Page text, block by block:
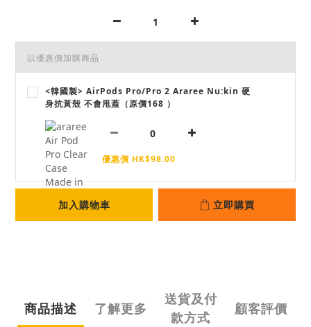
以優惠價加購商品
<韓國製> AirPods Pro/Pro 2 Araree Nu:kin 硬
身抗黃殼 不會甩蓋（原價168 ）
優惠價 HK$98.00
加入購物車 立即購買
商品描述 了解更多
送貨及付
款方式
顧客評價